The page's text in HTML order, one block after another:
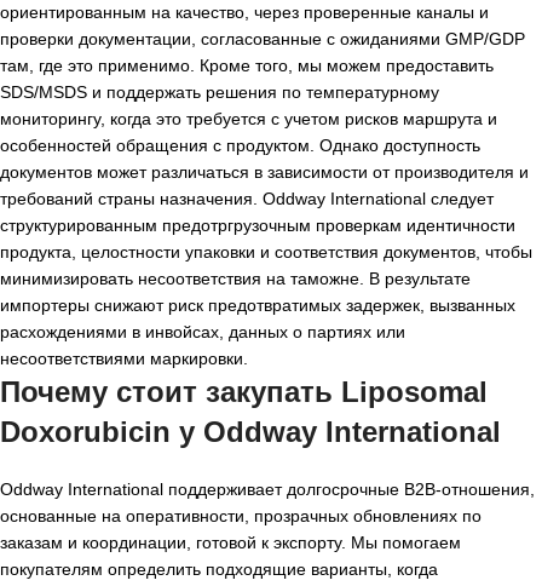
ориентированным на качество, через проверенные каналы и
проверки документации, согласованные с ожиданиями GMP/GDP
там, где это применимо. Кроме того, мы можем предоставить
SDS/MSDS и поддержать решения по температурному
мониторингу, когда это требуется с учетом рисков маршрута и
особенностей обращения с продуктом. Однако доступность
документов может различаться в зависимости от производителя и
требований страны назначения. Oddway International следует
структурированным предотргрузочным проверкам идентичности
продукта, целостности упаковки и соответствия документов, чтобы
минимизировать несоответствия на таможне. В результате
импортеры снижают риск предотвратимых задержек, вызванных
расхождениями в инвойсах, данных о партиях или
несоответствиями маркировки.
Почему стоит закупать Liposomal
Doxorubicin у Oddway International
Oddway International поддерживает долгосрочные B2B-отношения,
основанные на оперативности, прозрачных обновлениях по
заказам и координации, готовой к экспорту. Мы помогаем
покупателям определить подходящие варианты, когда